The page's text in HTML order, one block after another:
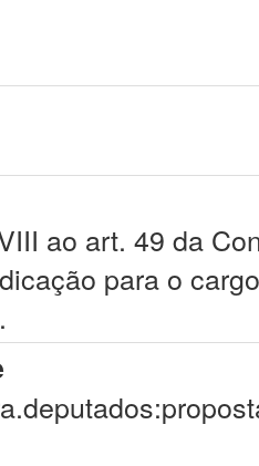
ao art. 49 da
para o